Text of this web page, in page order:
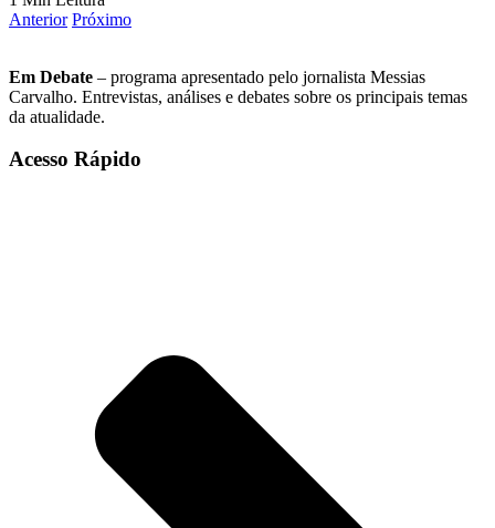
Anterior Próximo
Em Debate – programa apresentado pelo jornalista Messias
Carvalho. Entrevistas, análises e debates sobre os principais temas
da atualidade.
Acesso Rápido